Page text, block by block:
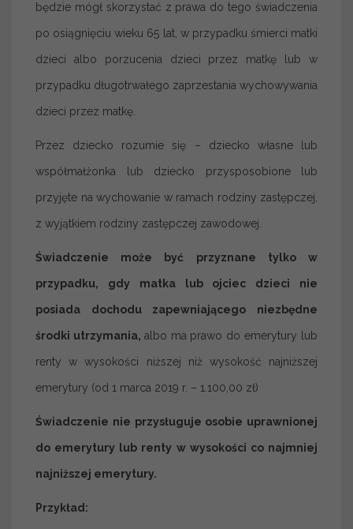
będzie mógł skorzystać z prawa do tego świadczenia
po osiągnięciu wieku 65 lat, w przypadku śmierci matki
dzieci albo porzucenia dzieci przez matkę lub w
przypadku długotrwałego zaprzestania wychowywania
dzieci przez matkę.
Przez dziecko rozumie się – dziecko własne lub
współmałżonka lub dziecko przysposobione lub
przyjęte na wychowanie w ramach rodziny zastępczej,
z wyjątkiem rodziny zastępczej zawodowej.
Świadczenie może być przyznane tylko w
przypadku, gdy matka lub ojciec dzieci nie
posiada dochodu zapewniającego niezbędne
środki utrzymania, albo ma prawo do emerytury lub
renty w wysokości niższej niż wysokość najniższej
emerytury (od 1 marca 2019 r. – 1.100,00 zł)
Świadczenie nie przysługuje osobie uprawnionej
do emerytury lub renty w wysokości co najmniej
najniższej emerytury.
Przykład: